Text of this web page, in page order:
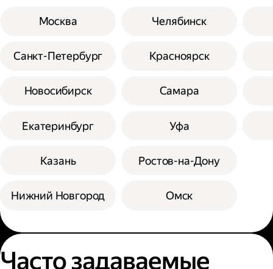
Москва
Санкт-Петербург
Новосибирск
Екатеринбург
Казань
Нижний Новгород
Челябинск
Красноярск
Самара
Уфа
Ростов-на-Дону
Омск
Часто задаваемые